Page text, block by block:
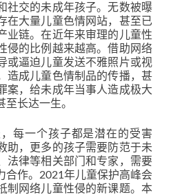
社交的未成年孩子。无数被曝
在大量儿童色情网站，甚至已
业链。在近年来审理的儿童性
侵的比例越来越高。借助网络
或逼迫儿童发送不雅照片或视
造成儿童色情制品的传播，甚
案，给未成年当事人造成极大
至长达一生。
每一个孩子都是潜在的受害
助，更多的孩子需要防范于未
法律等相关部门和专家，需要
合作。2021年儿童保护高峰会
制网络儿童性侵的新课题。本